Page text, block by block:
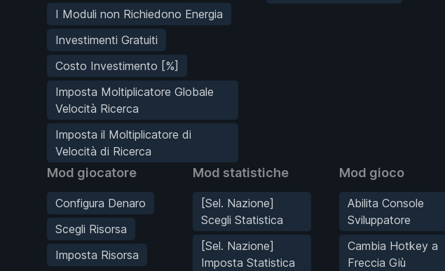
I Moduli non Richiedono Energia
Investimenti Gratuiti
Costo Investimento [%]
Imposta Moltiplicatore Globale
Velocità Ricerca
Imposta il Moltiplicatore di
Velocità di Ricerca
Mod giocatore
Configura Denaro
Scegli Risorsa
Imposta Risorsa
Mod statistiche
[Sel. Nazione]
Scegli Statistica
[Sel. Nazione]
Imposta Statistica
Mod gioco
Abilita Console
Sviluppatore
Cambia Hotkey a
Freccia Giù